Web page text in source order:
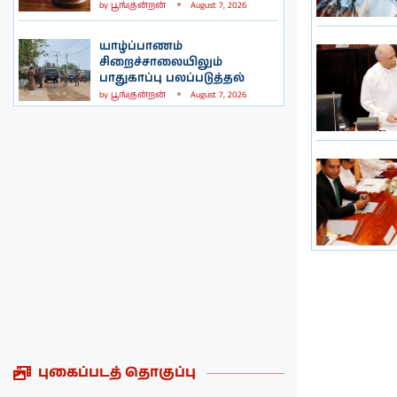
by பூங்குன்றன் August 7, 2026
யாழ்ப்பாணம்
சிறைச்சாலையிலும்
பாதுகாப்பு பலப்படுத்தல்
by பூங்குன்றன் August 7, 2026
புகைப்படத் தொகுப்பு